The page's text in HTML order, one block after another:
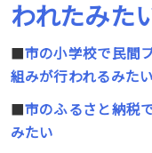
われたみた
■市の小学校で民間
組みが行われるみたい
■市のふるさと納税
みたい